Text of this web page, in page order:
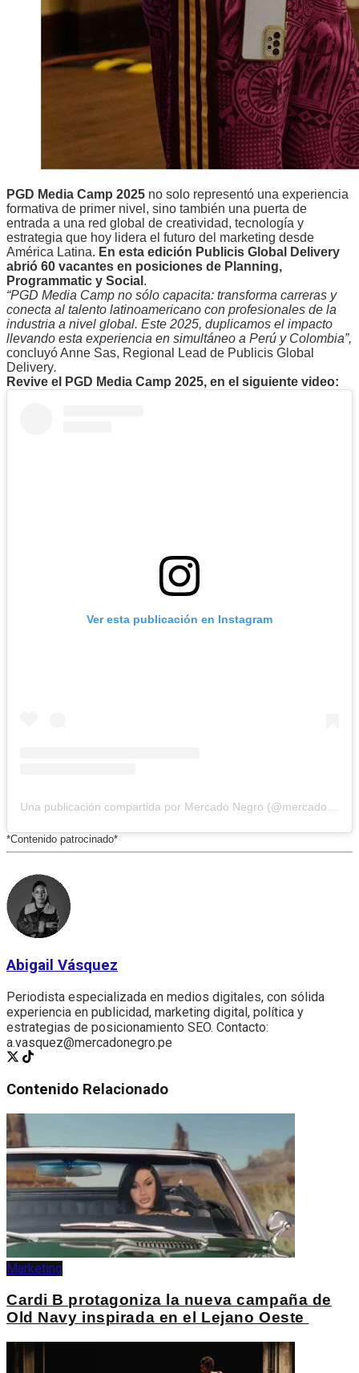
PGD Media Camp 2025 no solo representó una experiencia
formativa de primer nivel, sino también una puerta de
entrada a una red global de creatividad, tecnología y
estrategia que hoy lidera el futuro del marketing desde
América Latina. En esta edición Publicis Global Delivery
abrió 60 vacantes en posiciones de Planning,
Programmatic y Social .
“PGD Media Camp no sólo capacita: transforma carreras y
conecta al talento latinoamericano con profesionales de la
industria a nivel global. Este 2025, duplicamos el impacto
llevando esta experiencia en simultáneo a Perú y Colombia”,
concluyó Anne Sas, Regional Lead de Publicis Global
Delivery.
Revive el PGD Media Camp 2025, en el siguiente video:
Ver esta publicación en Instagram
Una publicación compartida por Mercado Negro (@mercadonegrope)
*Contenido patrocinado*
Abigail Vásquez
Periodista especializada en medios digitales, con sólida
experiencia en publicidad, marketing digital, política y
estrategias de posicionamiento SEO. Contacto:
a.vasquez@mercadonegro.pe
Contenido Relacionado
Marketing
Cardi B protagoniza la nueva campaña de
Old Navy inspirada en el Lejano Oeste